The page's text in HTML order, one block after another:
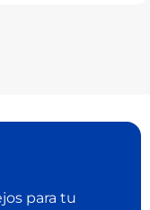
para tu